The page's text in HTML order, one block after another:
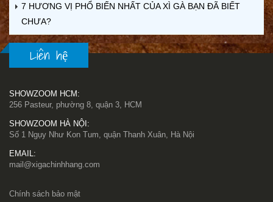
7 HƯƠNG VỊ PHỔ BIẾN NHẤT CỦA XÌ GÀ BẠN ĐÃ BIẾT
CHƯA?
Liên hệ
SHOWZOOM HCM:
256 Pasteur, phường 8, quận 3, HCM
SHOWZOOM HÀ NỘI:
Số 1 Ngụy Như Kon Tum, quận Thanh Xuân, Hà Nội
EMAIL:
mail@xigachinhhang.com
Chính sách bảo mật